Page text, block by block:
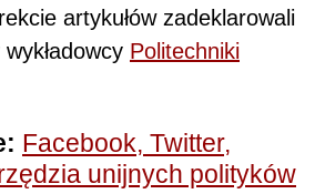
artykułów zadeklarowali
Politechniki
Facebook, Twitter,
unijnych polityków